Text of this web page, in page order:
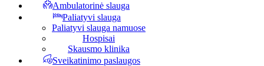
Ambulatorinė slauga
Paliatyvi slauga
Paliatyvi slauga namuose
Hospisai
Skausmo klinika
Sveikatinimo paslaugos